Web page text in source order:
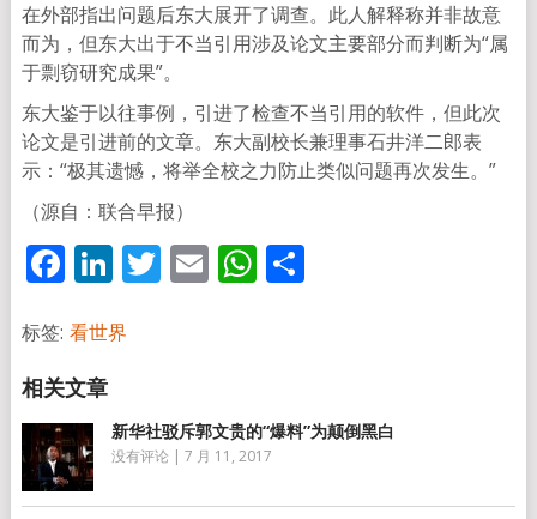
在外部指出问题后东大展开了调查。此人解释称并非故意
而为，但东大出于不当引用涉及论文主要部分而判断为“属
于剽窃研究成果”。
东大鉴于以往事例，引进了检查不当引用的软件，但此次
论文是引进前的文章。东大副校长兼理事石井洋二郎表
示：“极其遗憾，将举全校之力防止类似问题再次发生。”
（源自：联合早报）
Facebook
LinkedIn
Twitter
EmailWhatsApp
分
标签: 看世界
新华社驳斥郭文贵的“爆料”为颠倒黑白
没有评论 | 7 月 11, 2017